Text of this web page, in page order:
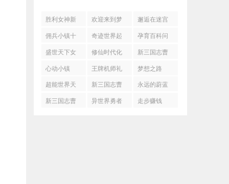
胜利女神新
的希望
欢迎来到梦
乐园叠分乐
阵容推荐
邂逅在迷宫
最新福利兑
换码一览
佣兵小镇十
大核心英雄
推荐攻略
奇迹世界起
源
孕育百科问
答管家
盛世天下女
帝篇演员表
一览
修仙时代化
神图在什么
地方
新三国志曹
操传坐骑精
魄获取攻略
心动小镇
11.21溜溜橡
木萤石在哪
王牌机师礼
包码
梦想之路
超能世界天
穹圣域
新三国志曹
操传神兽秘
永远的蔚蓝
星球灵泉之
新三国志曹
异世界勇者
走步赚钱